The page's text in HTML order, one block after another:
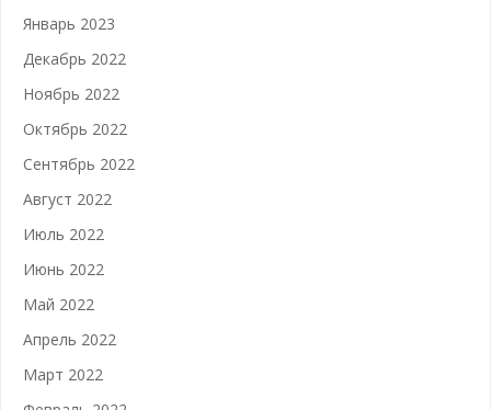
Январь 2023
Декабрь 2022
Ноябрь 2022
Октябрь 2022
Сентябрь 2022
Август 2022
Июль 2022
Июнь 2022
Май 2022
Апрель 2022
Март 2022